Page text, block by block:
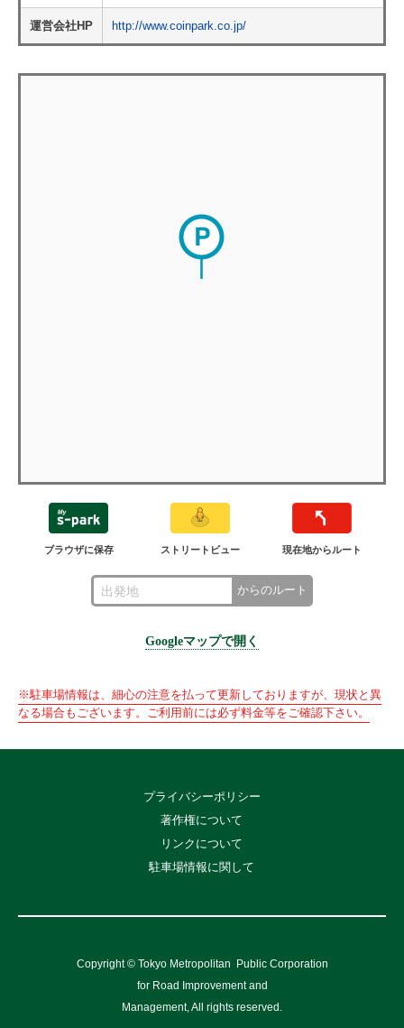
運営会社HP http://www.coinpark.co.jp/
ブラウザに保存 ストリートビュー 現在地からルート
からのルート
Googleマップで開く
※駐車場情報は、細心の注意を払って更新しておりますが、現状と異
なる場合もございます。ご利用前には必ず料金等をご確認下さい。
プライバシーポリシー
著作権について
リンクについて
駐車場情報に関して
Copyright © Tokyo Metropolitan
Public Corporation
for Road Improvement and
Management, All rights reserved.